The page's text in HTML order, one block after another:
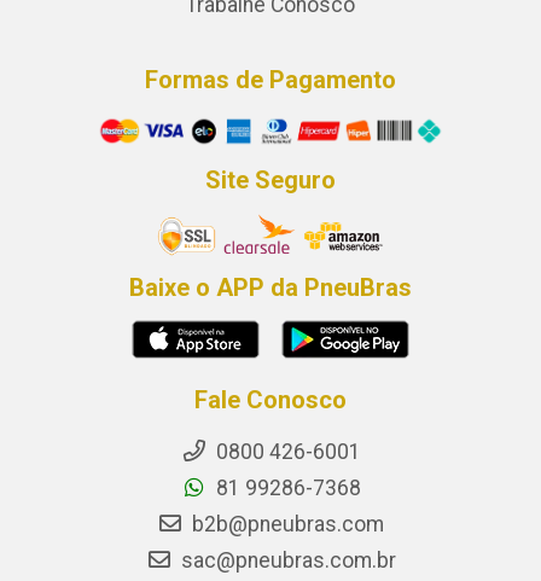
Trabalhe Conosco
Formas de Pagamento
Site Seguro
Baixe o APP da PneuBras
Fale Conosco
0800 426-6001
81 99286-7368
b2b@pneubras.com
sac@pneubras.com.br